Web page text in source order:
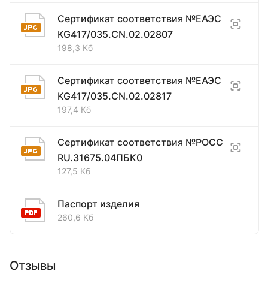
Сертификат соответствия №ЕАЭС
KG417/035.CN.02.02807
198,3 Кб
Сертификат соответствия №ЕАЭС
KG417/035.CN.02.02817
197,4 Кб
Сертификат соответствия №РОСС
RU.31675.04ПБК0
127,5 Кб
Паспорт изделия
260,6 Кб
Отзывы